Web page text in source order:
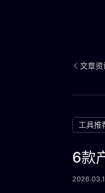
文章资
工具推
6款